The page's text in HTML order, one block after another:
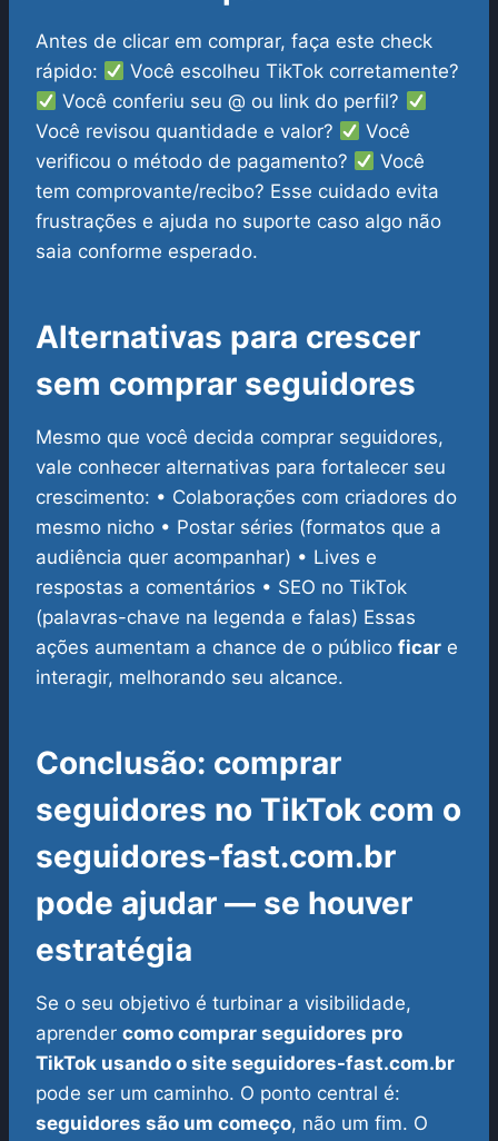
Antes de clicar em comprar, faça este check
rápido:
Você escolheu TikTok corretamente?
Você conferiu seu @ ou link do perfil?
Você revisou quantidade e valor?
Você
verificou o método de pagamento?
Você
tem comprovante/recibo? Esse cuidado evita
frustrações e ajuda no suporte caso algo não
saia conforme esperado.
Alternativas para crescer
sem comprar seguidores
Mesmo que você decida comprar seguidores,
vale conhecer alternativas para fortalecer seu
crescimento: • Colaborações com criadores do
mesmo nicho • Postar séries (formatos que a
audiência quer acompanhar) • Lives e
respostas a comentários • SEO no TikTok
(palavras-chave na legenda e falas) Essas
ações aumentam a chance de o público ficar e
interagir, melhorando seu alcance.
Conclusão: comprar
seguidores no TikTok com o
seguidores-fast.com.br
pode ajudar — se houver
estratégia
Se o seu objetivo é turbinar a visibilidade,
aprender como comprar seguidores pro
TikTok usando o site seguidores-fast.com.br
pode ser um caminho. O ponto central é:
seguidores são um começo, não um fim. O